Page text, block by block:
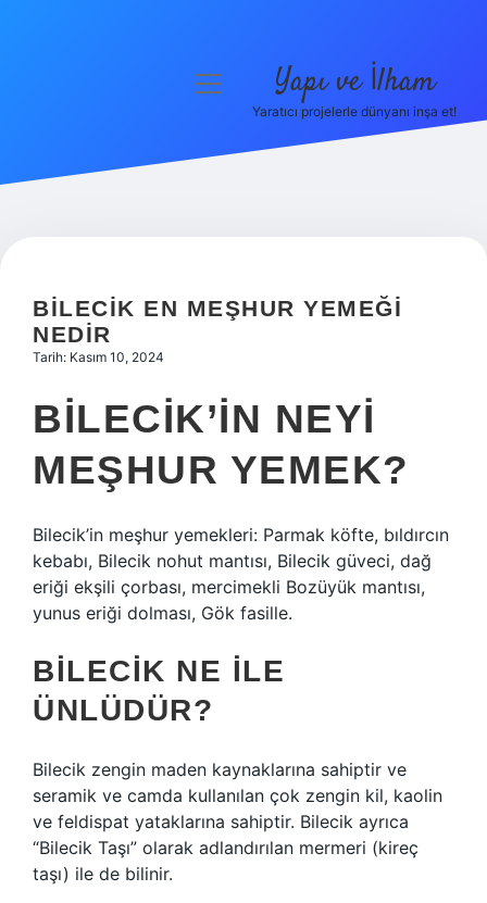
Hakkımızda
menüyü
Yapı ve İlham
Yaratıcı projelerle dünyanı inşa et!
BILECIK EN MEŞHUR YEMEĞI
NEDIR
Tarih: Kasım 10, 2024
BILECIK’IN NEYI
MEŞHUR YEMEK?
Bilecik’in meşhur yemekleri: Parmak köfte, bıldırcın
kebabı, Bilecik nohut mantısı, Bilecik güveci, dağ
eriği ekşili çorbası, mercimekli Bozüyük mantısı,
yunus eriği dolması, Gök fasille.
BILECIK NE ILE
ÜNLÜDÜR?
Bilecik zengin maden kaynaklarına sahiptir ve
seramik ve camda kullanılan çok zengin kil, kaolin
ve feldispat yataklarına sahiptir. Bilecik ayrıca
“Bilecik Taşı” olarak adlandırılan mermeri (kireç
taşı) ile de bilinir.